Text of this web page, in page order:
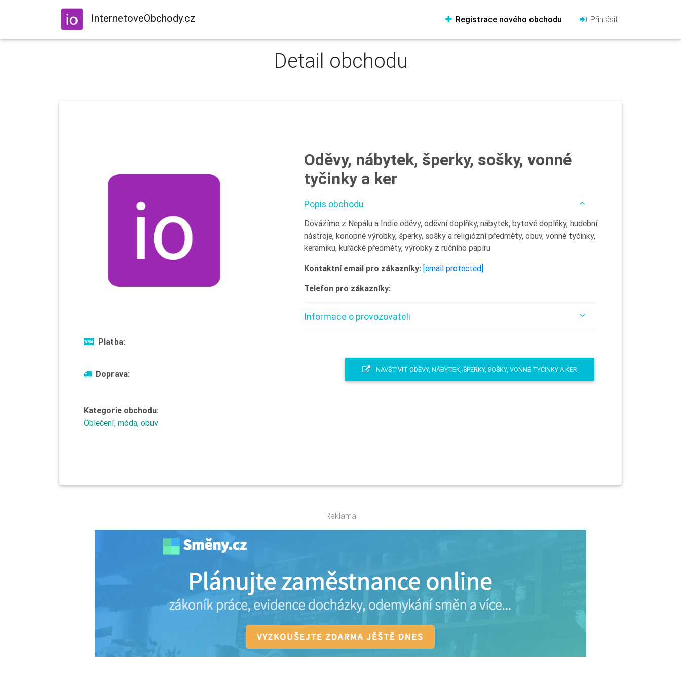
InternetoveObchody.cz Registrace nového obchodu Přihlásit
Detail obchodu
Platba:
Doprava:
Kategorie obchodu:
Oblečení, móda, obuv
Oděvy, nábytek, šperky, sošky, vonné
tyčinky a ker
Popis obchodu
Dovážíme z Nepálu a Indie oděvy, oděvní doplňky, nábytek, bytové doplňky, hudební
nástroje, konopné výrobky, šperky, sošky a religiózní předměty, obuv, vonné tyčinky,
keramiku, kuřácké předměty, výrobky z ručního papíru
Kontaktní email pro zákazníky: [email protected]
Telefon pro zákazníky:
Informace o provozovateli
NAVŠTÍVIT ODĚVY, NÁBYTEK, ŠPERKY, SOŠKY, VONNÉ TYČINKY A KER
Reklama